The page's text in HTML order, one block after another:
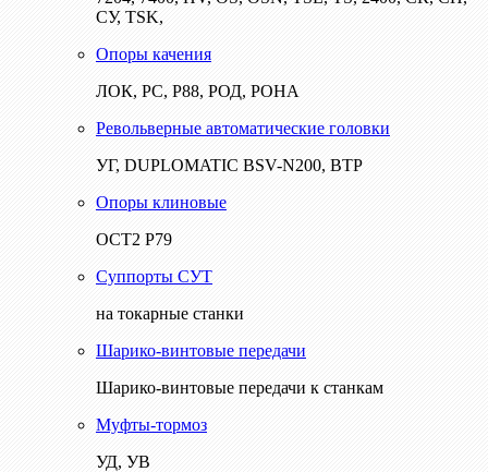
СУ, TSK,
Опоры качения
ЛОК, РС, Р88, РОД, РОНА
Револьверные автоматические головки
УГ, DUPLOMATIC BSV-N200, ВТР
Опоры клиновые
ОСТ2 Р79
Суппорты СУТ
на токарные станки
Шарико-винтовые передачи
Шарико-винтовые передачи к станкам
Муфты-тормоз
УД, УВ